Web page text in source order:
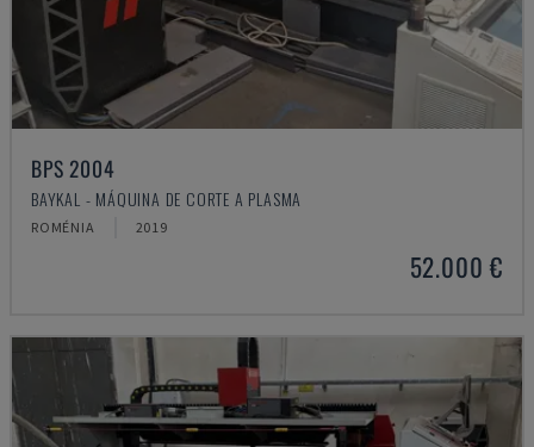
BPS 2004
BAYKAL - MÁQUINA DE CORTE A PLASMA
ROMÉNIA 2019
52.000 €